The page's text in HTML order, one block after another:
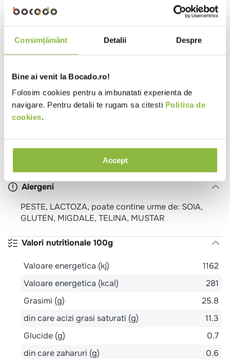
Consimțământ Detalii Despre
Bine ai venit la Bocado.ro!
Folosim cookies pentru a imbunatati experienta de
navigare. Pentru detalii te rugam sa citesti Politica de
cookies.
Accept
Tip
local
Bistro
Restaurant
Romanesc
Potrivit
pentru
Mic dejun
Meniu
festiv
Ingrediente
PASTRAV AFUMAT (Oncorhynchus mykiss) 44%,
crema de BRANZA (SMANTANA, LAPTE DEGRESAT,
sare, culturi lactice) 36%, ulei vegetal de floarea
de condimente, zaharuri (maltodextrina, dextroza),
aroma naturala, zeama de lamaie.
Alergeni
PESTE, LACTOZA, poate contine urme de: SOIA,
GLUTEN, MIGDALE, TELINA, MUSTAR
Valori nutritionale 100g
Valoare energetica (kj)
1162
Valoare energetica (kcal)
281
Grasimi (g)
25.8
din care acizi grasi saturati (g)
11.3
Glucide (g)
0.7
din care zaharuri (g)
0.6